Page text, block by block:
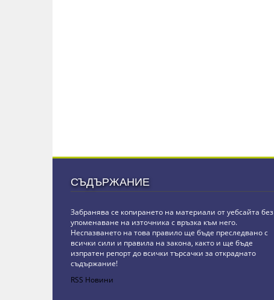
СЪДЪРЖАНИЕ
Забранява се копирането на материали от уебсайта без
упоменаване на източника с връзка към него.
Неспазването на това правило ще бъде преследвано с
всички сили и правила на закона, както и ще бъде
изпратен репорт до всички търсачки за откраднато
съдържание!
RSS Новини